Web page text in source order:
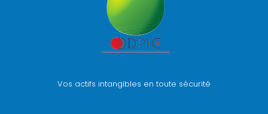
Vos actifs intangibles en toute sécurité